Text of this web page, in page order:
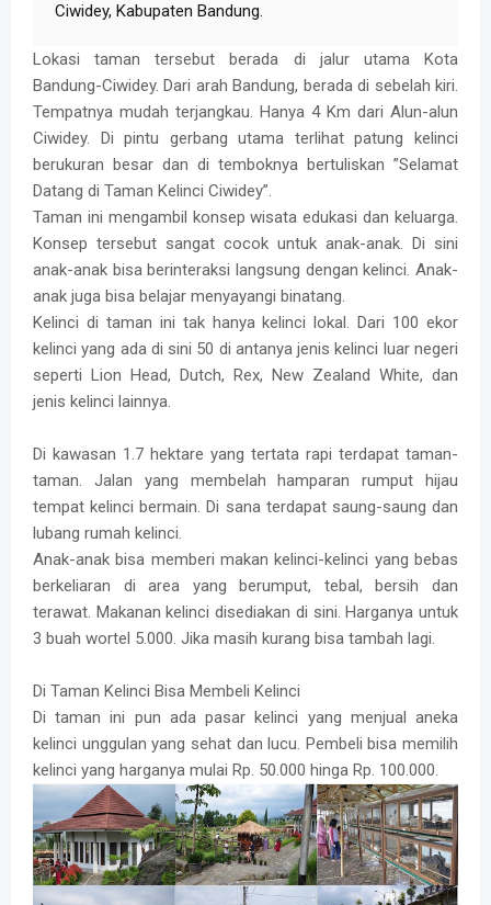
Ciwidey, Kabupaten Bandung.
Lokasi taman tersebut berada di jalur utama Kota
Bandung-Ciwidey. Dari arah Bandung, berada di sebelah kiri.
Tempatnya mudah terjangkau. Hanya 4 Km dari Alun-alun
Ciwidey. Di pintu gerbang utama terlihat patung kelinci
berukuran besar dan di temboknya bertuliskan ”Selamat
Datang di Taman Kelinci Ciwidey”.
Taman ini mengambil konsep wisata edukasi dan keluarga.
Konsep tersebut sangat cocok untuk anak-anak. Di sini
anak-anak bisa berinteraksi langsung dengan kelinci. Anak-
anak juga bisa belajar menyayangi binatang.
Kelinci di taman ini tak hanya kelinci lokal. Dari 100 ekor
kelinci yang ada di sini 50 di antanya jenis kelinci luar negeri
seperti Lion Head, Dutch, Rex, New Zealand White, dan
jenis kelinci lainnya.
Di kawasan 1.7 hektare yang tertata rapi terdapat taman-
taman. Jalan yang membelah hamparan rumput hijau
tempat kelinci bermain. Di sana terdapat saung-saung dan
lubang rumah kelinci.
Anak-anak bisa memberi makan kelinci-kelinci yang bebas
berkeliaran di area yang berumput, tebal, bersih dan
terawat. Makanan kelinci disediakan di sini. Harganya untuk
3 buah wortel 5.000. Jika masih kurang bisa tambah lagi.
Di Taman Kelinci Bisa Membeli Kelinci
Di taman ini pun ada pasar kelinci yang menjual aneka
kelinci unggulan yang sehat dan lucu. Pembeli bisa memilih
kelinci yang harganya mulai Rp. 50.000 hinga Rp. 100.000.